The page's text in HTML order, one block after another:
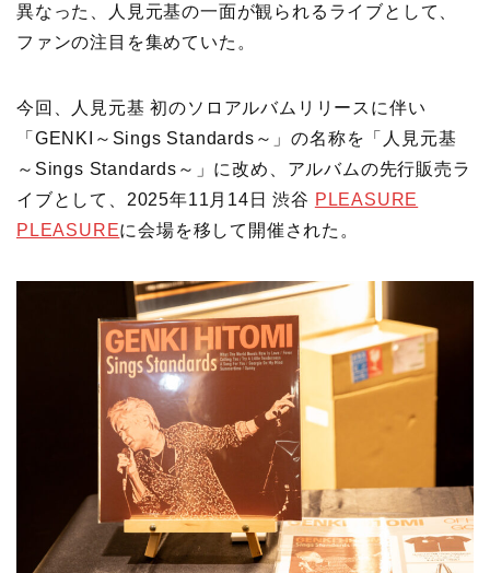
異なった、人見元基の一面が観られるライブとして、
ファンの注目を集めていた。
今回、人見元基 初のソロアルバムリリースに伴い
「GENKI～Sings Standards～」の名称を「人見元基
～Sings Standards～」に改め、アルバムの先行販売ラ
イブとして、2025年11月14日 渋谷 PLEASURE
PLEASUREに会場を移して開催された。